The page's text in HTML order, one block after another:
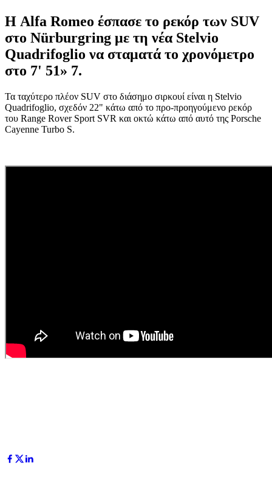
Η Alfa Romeo έσπασε το ρεκόρ των SUV
στο Nürburgring με τη νέα Stelvio
Quadrifoglio να σταματά το χρονόμετρο
στο 7' 51» 7.
Τα ταχύτερο πλέον SUV στο διάσημο σιρκουί είναι η Stelvio
Quadrifoglio, σχεδόν 22" κάτω από το προ-προηγούμενο ρεκόρ
του Range Rover Sport SVR και οκτώ κάτω από αυτό της Porsche
Cayenne Turbo S.